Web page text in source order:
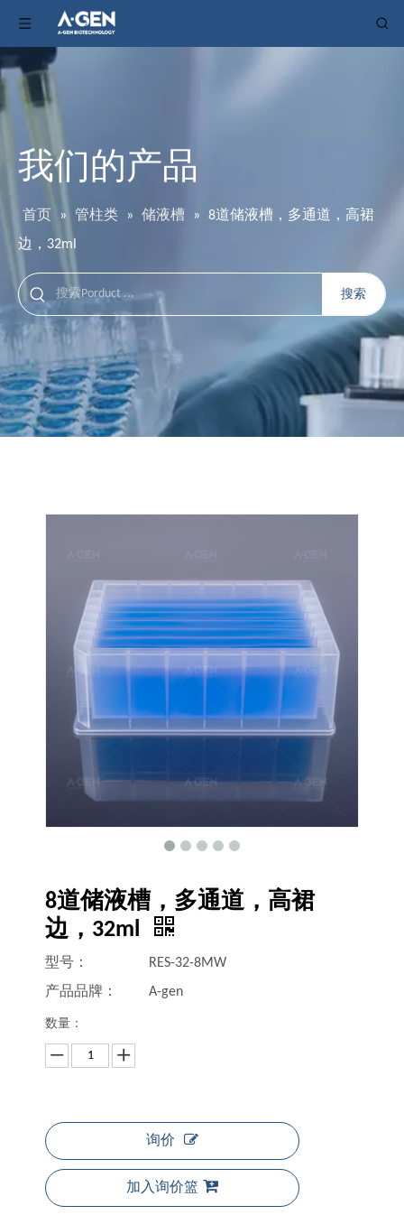
我们的产品
首页 » 管柱类 » 储液槽 »
8道储液槽，多通道，高裙
边，32ml
搜索
8道储液槽，多通道，高裙
边，32ml
型号：
RES-32-8MW
产品品牌：
A-gen
数量：
询价
加入询价篮